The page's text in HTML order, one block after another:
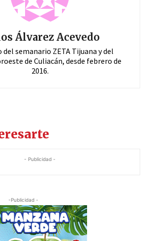
Álvarez Acevedo
semanario ZETA Tijuana y del
de Culiacán, desde febrero de
2016.
- Publicidad -
-Publicidad -